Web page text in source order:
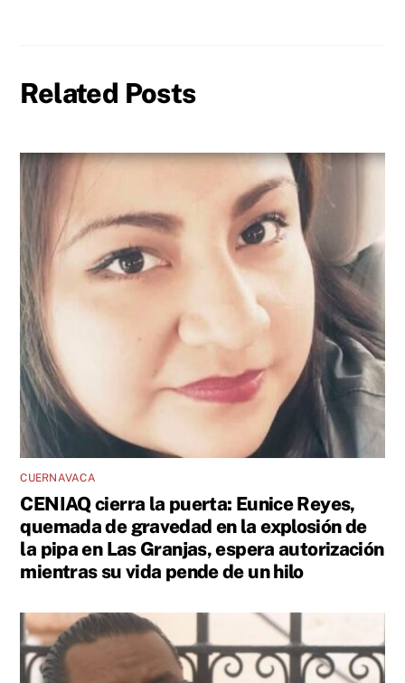
Related Posts
CUERNAVACA
CENIAQ cierra la puerta: Eunice Reyes,
quemada de gravedad en la explosión de
la pipa en Las Granjas, espera autorización
mientras su vida pende de un hilo